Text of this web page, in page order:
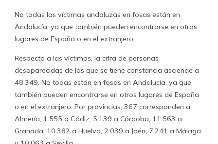
No todas las víctimas andaluzas en fosas están en
Andalucía, ya que también pueden encontrarse en otros
lugares de España o en el extranjero
Respecto a las víctimas, la cifra de personas
desaparecidas de las que se tiene constancia asciende a
48.349. No todas están en fosas en Andalucía, ya que
también pueden encontrarse en otros lugares de España
o en el extranjero. Por provincias, 367 corresponden a
Almería, 1.555 a Cádiz, 5.139 a Córdoba, 11.563 a
Granada, 10.382 a Huelva, 2.039 a Jaén, 7.241 a Málaga